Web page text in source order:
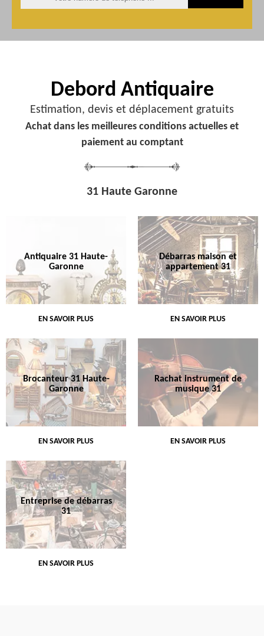
Debord Antiquaire
Estimation, devis et déplacement gratuits
Achat dans les meilleures conditions actuelles et
paiement au comptant
31 Haute Garonne
Antiquaire 31 Haute-
Garonne
EN SAVOIR PLUS
Débarras maison et
appartement 31
EN SAVOIR PLUS
Brocanteur 31 Haute-
Garonne
EN SAVOIR PLUS
Rachat instrument de
musique 31
EN SAVOIR PLUS
Entreprise de débarras
31
EN SAVOIR PLUS